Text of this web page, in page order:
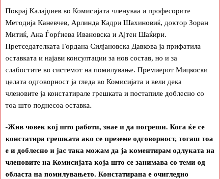
Покрај Калајџиев во Комисијата членуваа и професорите
Методија Каневчев, Арлинда Кадри Шахиновиќ, доктор Зоран
Митиќ, Ана Ѓорѓиева Ивановска и Ајтен Шаќири.
Претседателката Гордана Силјановска Давкова ја прифатила
оставката и најави консултации за нов состав, но и за
слабостите во системот на помилување. Премиерот Мицкоски
целата одговорност ја гледа во Комисијата и вели дека
членовите ја констатирале грешката и постапиле доблесно со
тоа што поднесоа оставка.
-Жив човек кој што работи, знае и да погреши. Кога ќе се
констатира грешката ако се преземе одговорност, тогаш тоа
е и доблесно и јас така можам да ја коментирам одлуката на
членовите на Комисијата која што се занимава со теми од
областа на помилувањето. Констатирана е очигледно